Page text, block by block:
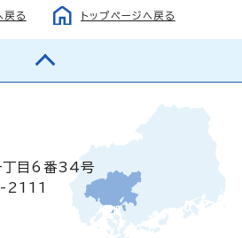
戻る トップページへ戻る
丁目6番34号
2111